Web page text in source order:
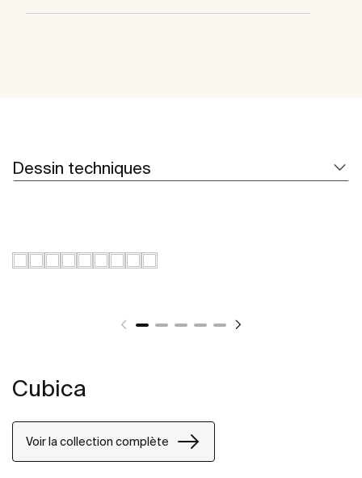
Dessin techniques
Cubica
Voir la collection complète